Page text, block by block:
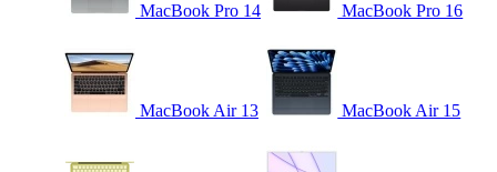
MacBook Pro 14 MacBook Pro 16
MacBook Air 13 MacBook Air 15